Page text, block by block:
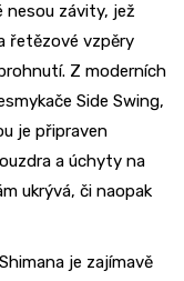
nesou závity, jež
řetězové vzpěry
Z moderních
Side Swing,
je připraven
a úchyty na
ukrývá, či naopak
je zajímavě